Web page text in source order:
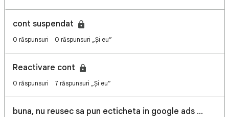
cont suspendat
0 răspunsuri 0 răspunsuri „Și eu”
Reactivare cont
0 răspunsuri 7 răspunsuri „Și eu”
buna, nu reusec sa pun ecticheta in google ads ...